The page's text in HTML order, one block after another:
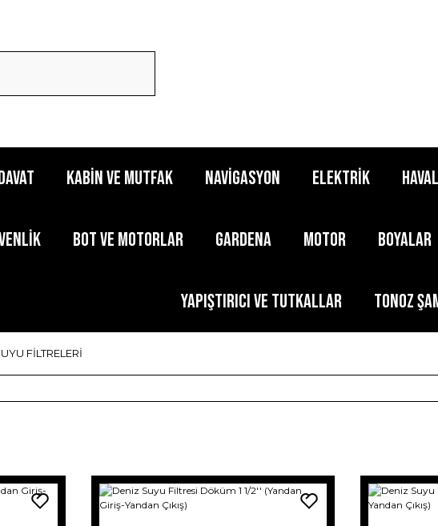
KABİN ve MUTFAK NAVİGASYON ELEKTRİK
BOT ve MOTORLAR GARDENA MOTOR BOYALAR
YAPIŞTIRICI ve TUTKALLAR TONOZ
FİLTRELERİ